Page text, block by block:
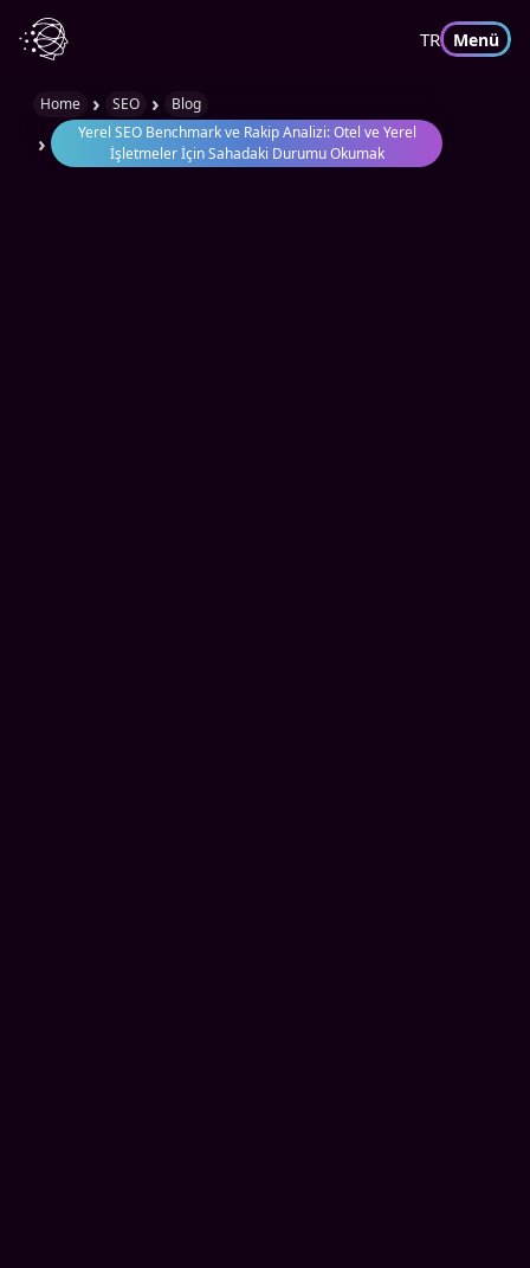
TR Menü
Home › SEO › Blog
›
Yerel SEO Benchmark ve Rakip Analizi: Otel ve Yerel
İşletmeler İçin Sahadaki Durumu Okumak